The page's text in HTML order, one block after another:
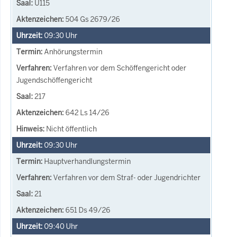
U115
504 Gs 2679/26
09:30 Uhr
Anhörungstermin
Verfahren vor dem Schöffengericht oder
Jugendschöffengericht
217
642 Ls 14/26
Nicht öffentlich
09:30 Uhr
Hauptverhandlungstermin
Verfahren vor dem Straf- oder Jugendrichter
21
651 Ds 49/26
09:40 Uhr